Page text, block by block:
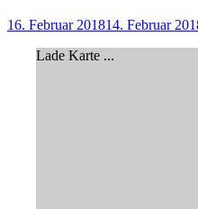
Posted
16. Februar 201814. Februar
Lade Karte ...